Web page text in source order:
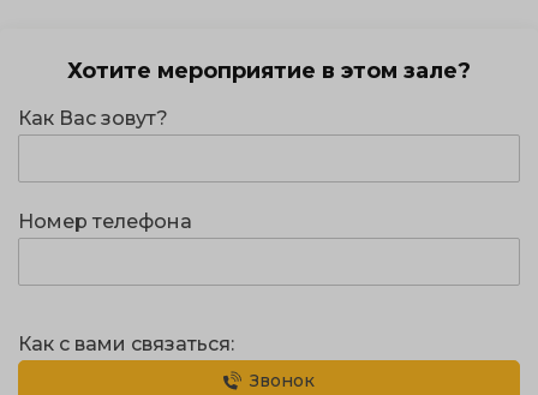
Хотите мероприятие в этом зале?
Как Вас зовут?
Номер телефона
Как с вами связаться:
Звонок